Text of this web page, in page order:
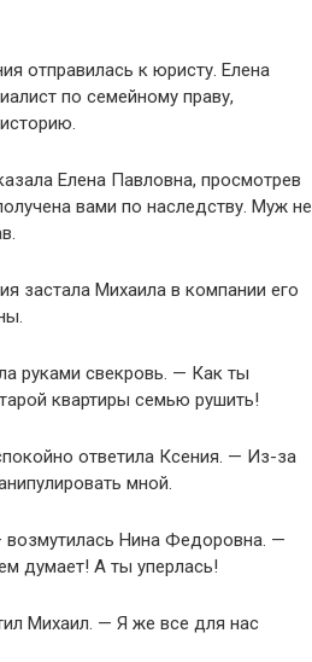
отправилась к юристу. Елена
по семейному праву,
Елена Павловна, просмотрев
вами по наследству. Муж не
застала Михаила в компании его
руками свекровь. — Как ты
квартиры семью рушить!
ответила Ксения. — Из-за
мной.
Нина Федоровна. —
думает! А ты уперлась!
Михаил. — Я же все для нас